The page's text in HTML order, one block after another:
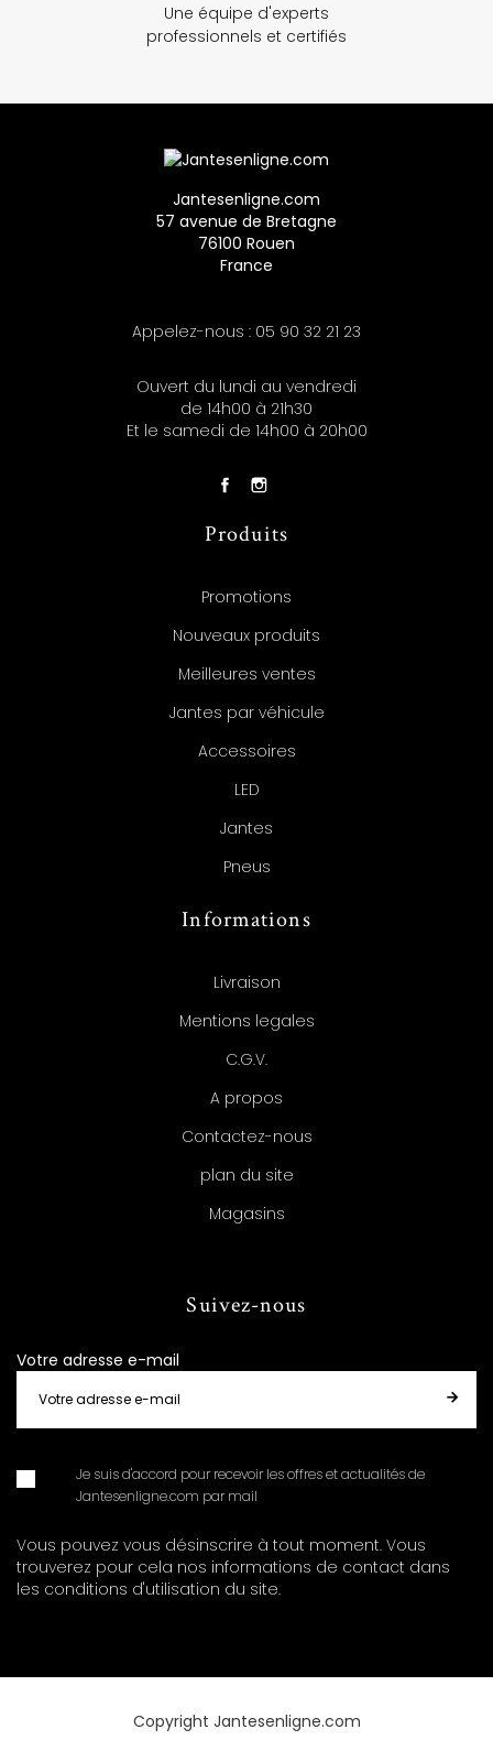
Une équipe d'experts
professionnels et certifiés
Jantesenligne.com
57 avenue de Bretagne
76100 Rouen
France
Appelez-nous : 05 90 32 21 23
Ouvert du lundi au vendredi
de 14h00 à 21h30
Et le samedi de 14h00 à 20h00
Produits
Promotions
Nouveaux produits
Meilleures ventes
Jantes par véhicule
Accessoires
LED
Jantes
Pneus
Informations
Livraison
Mentions legales
C.G.V.
A propos
Contactez-nous
plan du site
Magasins
Suivez-nous
Votre adresse e-mail
Je suis d'accord pour recevoir les offres et actualités de
Jantesenligne.com par mail
Vous pouvez vous désinscrire à tout moment. Vous
trouverez pour cela nos informations de contact dans
les conditions d'utilisation du site.
Copyright Jantesenligne.com